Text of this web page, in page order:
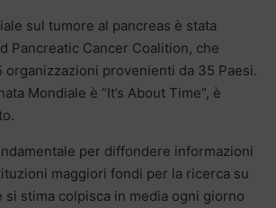
sul tumore al pancreas è stata
Pancreatic Cancer Coalition, che
organizzazioni provenienti da 35 Paesi.
Mondiale è “It’s About Time”, è
per diffondere informazioni
maggiori fondi per la ricerca su
si stima colpisca in media ogni giorno